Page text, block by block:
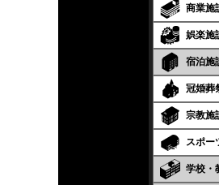
商業施
娯楽施
宿泊施
冠婚葬
宗教施
スポー
学校・